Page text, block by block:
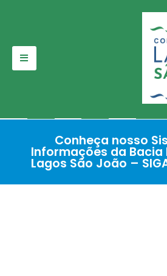
para
Conheça nosso
Informações da
Lagos São João –